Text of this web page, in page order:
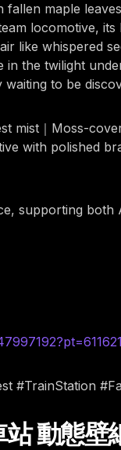
maple
locomotive,
like whispered
in the twilight
to be
mist｜Moss-
with polished
supporting both
#TrainStation
動態壁